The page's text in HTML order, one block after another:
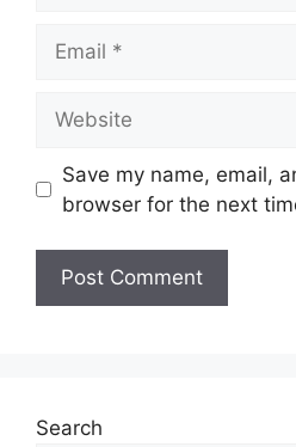
Save my name, email,
browser for the next
Search